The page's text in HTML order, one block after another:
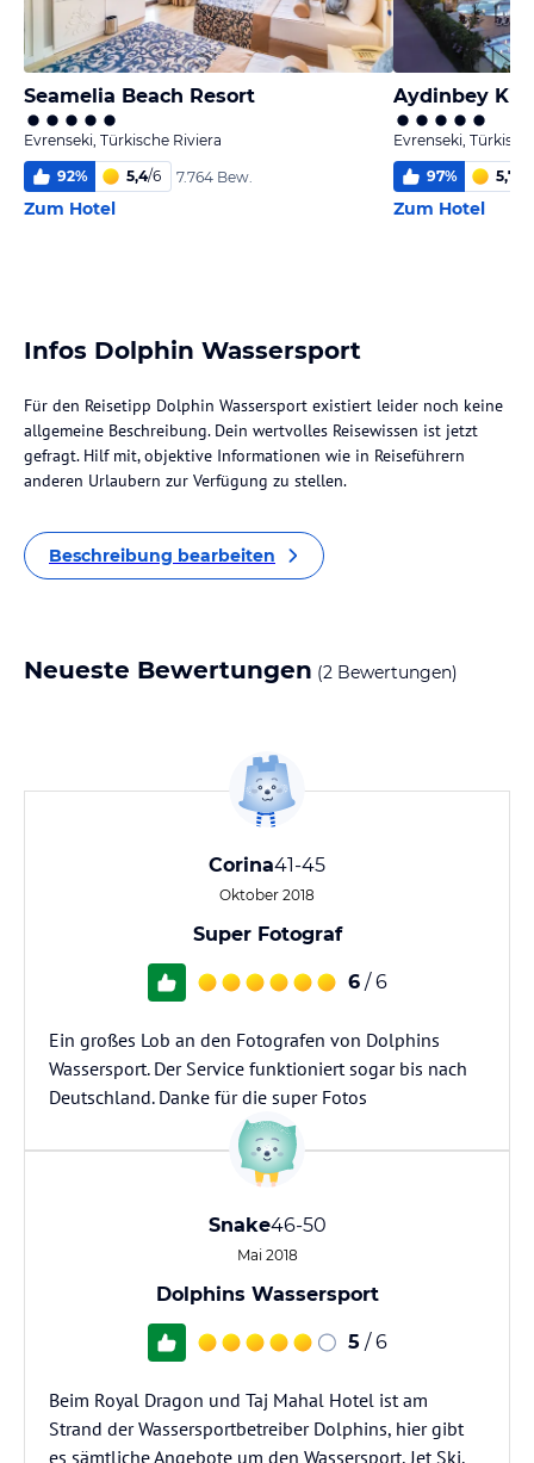
Seamelia Beach Resort
Evrenseki, Türkische Riviera
92% 5,4/6 7.764 Bew.
Zum Hotel
Aydinbey
Evrenseki,
97% 5,7
Zum Hotel
Infos Dolphin Wassersport
Für den Reisetipp Dolphin Wassersport existiert leider noch keine
allgemeine Beschreibung. Dein wertvolles Reisewissen ist jetzt
gefragt. Hilf mit, objektive Informationen wie in Reiseführern
anderen Urlaubern zur Verfügung zu stellen.
Beschreibung bearbeiten
Neueste Bewertungen (2 Bewertungen)
Corina41-45
Oktober 2018
Super Fotograf
6 / 6
Ein großes Lob an den Fotografen von Dolphins
Wassersport. Der Service funktioniert sogar bis nach
Deutschland. Danke für die super Fotos
Snake46-50
Mai 2018
Dolphins Wassersport
5 / 6
Beim Royal Dragon und Taj Mahal Hotel ist am
Strand der Wassersportbetreiber Dolphins, hier gibt
es sämtliche Angebote um den Wassersport, Jet Ski,